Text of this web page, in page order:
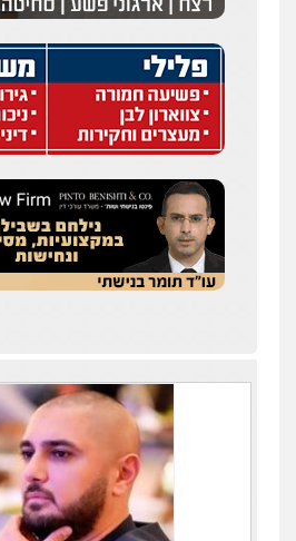
0547342002
עו"ד אלון קריטי
פלילי אלימות
0525544654
עו"ד זוהר ארבל
פלילי פשיעה חמורה
קטינים
0538788878
0544218336
משרד עורכי דין
פלילי דיני תעבורה
0505078733